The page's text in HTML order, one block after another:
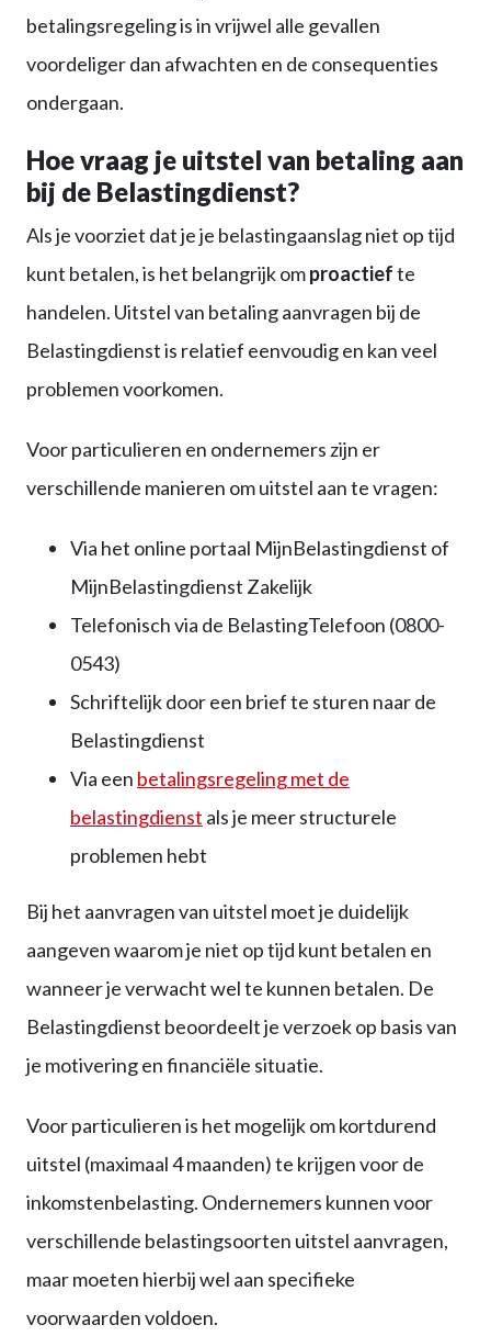
betalingsregeling is in vrijwel alle gevallen
voordeliger dan afwachten en de consequenties
ondergaan.
Hoe vraag je uitstel van betaling aan
bij de Belastingdienst?
Als je voorziet dat je je belastingaanslag niet op tijd
kunt betalen, is het belangrijk omproactiefte
handelen. Uitstel van betaling aanvragen bij de
Belastingdienst is relatief eenvoudig en kan veel
problemen voorkomen.
Voor particulieren en ondernemers zijn er
verschillende manieren om uitstel aan te vragen:
Via het online portaal MijnBelastingdienst of
MijnBelastingdienst Zakelijk
Telefonisch via de BelastingTelefoon (0800-
0543)
Schriftelijk door een brief te sturen naar de
Belastingdienst
Via een betalingsregeling met de
belastingdienst als je meer structurele
problemen hebt
Bij het aanvragen van uitstel moet je duidelijk
aangeven waarom je niet op tijd kunt betalen en
wanneer je verwacht wel te kunnen betalen. De
Belastingdienst beoordeelt je verzoek op basis van
je motivering en financiële situatie.
Voor particulieren is het mogelijk om kortdurend
uitstel (maximaal 4 maanden) te krijgen voor de
inkomstenbelasting. Ondernemers kunnen voor
verschillende belastingsoorten uitstel aanvragen,
maar moeten hierbij wel aan specifieke
voorwaarden voldoen.